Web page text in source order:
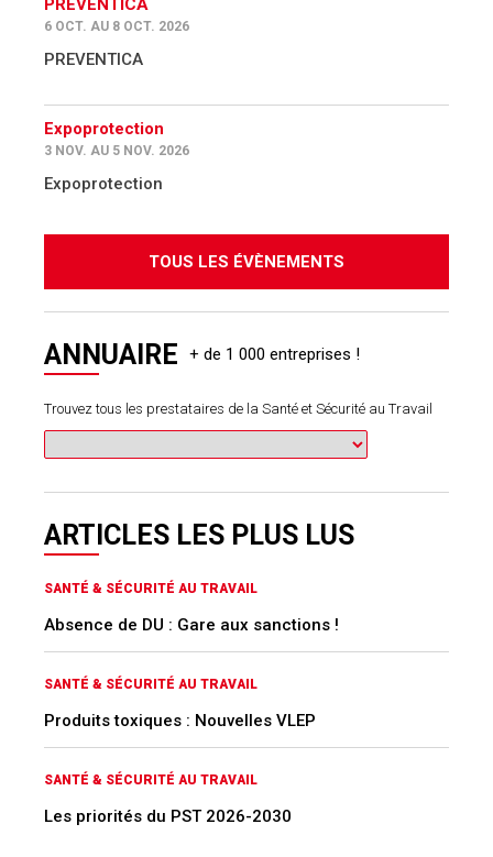
PREVENTICA
6 OCT. AU 8 OCT. 2026
PREVENTICA
Expoprotection
3 NOV. AU 5 NOV. 2026
Expoprotection
TOUS LES ÉVÈNEMENTS
ANNUAIRE
Trouvez tous les prestataires de la Santé et Sécurité au Travail
ARTICLES LES PLUS LUS
SANTÉ & SÉCURITÉ AU TRAVAIL
Absence de DU : Gare aux sanctions !
SANTÉ & SÉCURITÉ AU TRAVAIL
Produits toxiques : Nouvelles VLEP
SANTÉ & SÉCURITÉ AU TRAVAIL
Les priorités du PST 2026-2030